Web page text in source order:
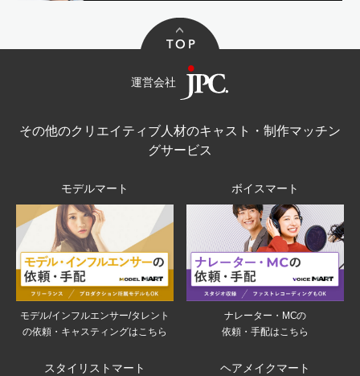
運営会社
その他のクリエイティブ人材のキャスト・制作マッチン
グサービス
モデルマート
モデル/インフルエンサー/タレント
の依頼・キャスティングはこちら
ボイスマート
ナレーター・MCの
依頼・手配はこちら
スタイリストマート ヘアメイクマート